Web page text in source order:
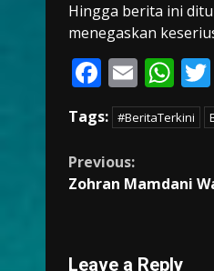
Hingga berita ini
menegaskan
F
ac
e
b
o
E
m
ai
W
h
at
A
Tags: #BeritaTerkini
Continue
Previous:
Zohran Mamdani
Leave a Reply